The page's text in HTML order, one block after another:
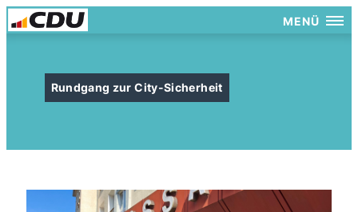
MENÜ
Rundgang zur City-Sicherheit